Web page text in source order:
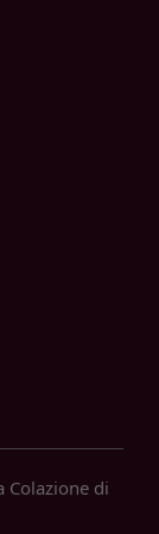
Colazione di